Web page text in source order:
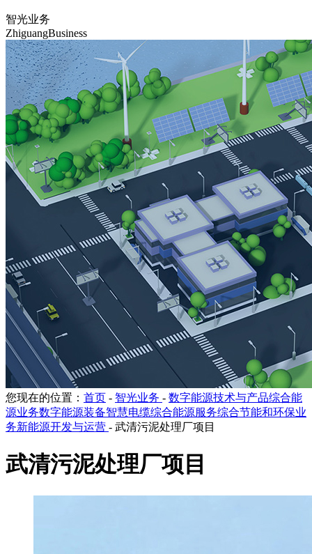
智光业务
ZhiguangBusiness
您现在的位置： 首页 - 智光业务 - 数字能源技术与产品综合能
源业务数字能源装备智慧电缆综合能源服务综合节能和环保业
务新能源开发与运营 - 武清污泥处理厂项目
武清污泥处理厂项目